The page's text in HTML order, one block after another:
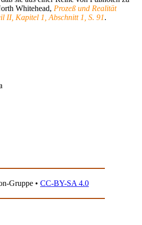
Whitehead, Prozeß und Realität
II, Kapitel 1, Abschnitt 1, S. 91.
Gruppe • CC-BY-SA 4.0